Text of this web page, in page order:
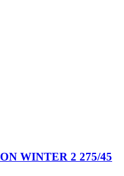
WINTER 2 275/45